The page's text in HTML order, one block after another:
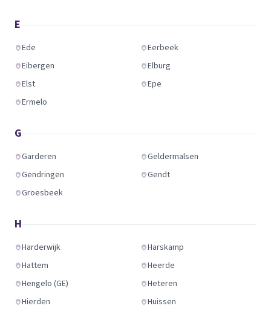
E
Ede
Eerbeek
Eibergen
Elburg
Elst
Epe
Ermelo
G
Garderen
Geldermalsen
Gendringen
Gendt
Groesbeek
H
Harderwijk
Harskamp
Hattem
Heerde
Hengelo (GE)
Heteren
Hierden
Huissen